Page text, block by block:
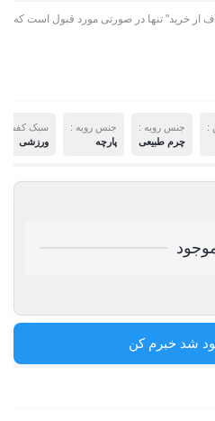
از خرید" تنها در صورتی مورد قبول است که
:
جنس رویه :
چرم طبیعی
جنس رویه :
پارچه
سبک کفش
ورزشی
شد خبرم کن